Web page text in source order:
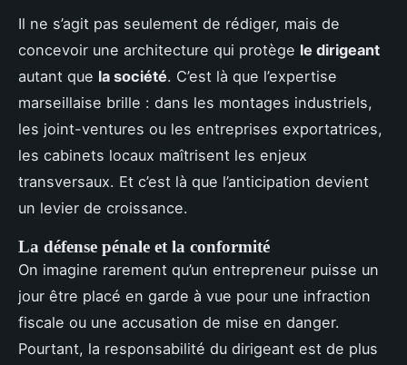
Il ne s’agit pas seulement de rédiger, mais de
concevoir une architecture qui protège le dirigeant
autant que la société. C’est là que l’expertise
marseillaise brille : dans les montages industriels,
les joint-ventures ou les entreprises exportatrices,
les cabinets locaux maîtrisent les enjeux
transversaux. Et c’est là que l’anticipation devient
un levier de croissance.
La défense pénale et la conformité
On imagine rarement qu’un entrepreneur puisse un
jour être placé en garde à vue pour une infraction
fiscale ou une accusation de mise en danger.
Pourtant, la responsabilité du dirigeant est de plus